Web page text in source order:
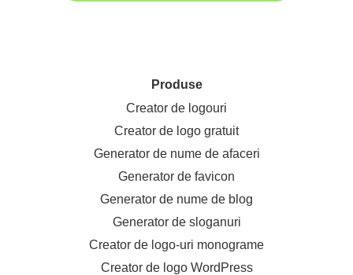
Produse
Creator de logouri
Creator de logo gratuit
Generator de nume de afaceri
Generator de favicon
Generator de nume de blog
Generator de sloganuri
Creator de logo-uri monograme
Creator de logo WordPress